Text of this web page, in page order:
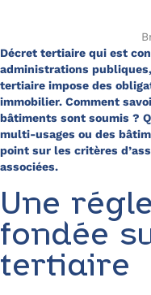
Décret tertiaire qui est
administrations
tertiaire impose des
immobilier. Comment
bâtiments sont soumis ?
multi-usages ou des
point sur les critères
associées.
Une
fondée
tertiaire